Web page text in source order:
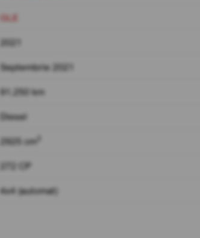
GLE
2021
Septembrie 2021
91.250 km
Diesel
2925 cm
272 CP
4x4 (automat)